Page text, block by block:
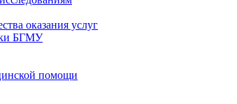
оказания услуг
БГМУ
помощи